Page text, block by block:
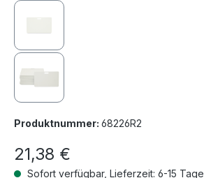
Produktnummer: 68226R2
21,38 €
Sofort verfügbar, Lieferzeit: 6-15 Tage